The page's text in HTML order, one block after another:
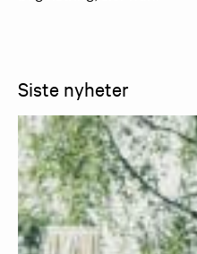
Siste nyheter